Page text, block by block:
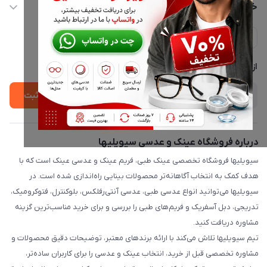
ارسال فوری در تهران + ارسال به سراسر کشور
مجله فروشگاه
لیست محصولات
درباره ما
خدمات مشتریان
حریم خصوصی
پشتیبانی واتساپ 09397003162
از جدید‌ترین تخفیف‌ها با‌ خبر شوید
ثبت
درباره فروشگاه عینک و عدسی سیویلیها
سیویلیها فروشگاه تخصصی عینک طبی، فریم عینک و عدسی عینک است که با
هدف کمک به انتخاب آگاهانه‌تر محصولات بینایی راه‌اندازی شده است. در
سیویلیها می‌توانید انواع عدسی طبی، عدسی آنتی‌رفلکس، بلوکنترل، فتوکرومیک،
تدریجی، دبل آسفریک و فریم‌های طبی را بررسی و برای خرید مناسب‌ترین گزینه
مشاوره دریافت کنید.
تیم سیویلیها تلاش می‌کند با ارائه برندهای معتبر، توضیحات دقیق محصولات و
مشاوره تخصصی قبل از خرید، انتخاب عینک و عدسی را برای کاربران ساده‌تر،